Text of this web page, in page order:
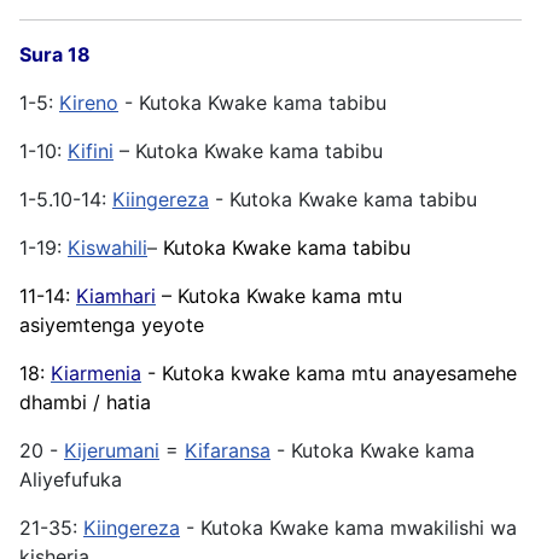
Sura 18
1-5: Kireno - Kutoka Kwake kama tabibu
1-10: Kifini – Kutoka Kwake kama tabibu
1-5.10-14: Kiingereza - Kutoka Kwake kama tabibu
1-19: Kiswahili– Kutoka Kwake kama tabibu
11-14: Kiamhari – Kutoka Kwake kama mtu
asiyemtenga yeyote
18: Kiarmenia - Kutoka kwake kama mtu anayesamehe
dhambi / hatia
20 - Kijerumani = Kifaransa - Kutoka Kwake kama
Aliyefufuka
21-35: Kiingereza - Kutoka Kwake kama mwakilishi wa